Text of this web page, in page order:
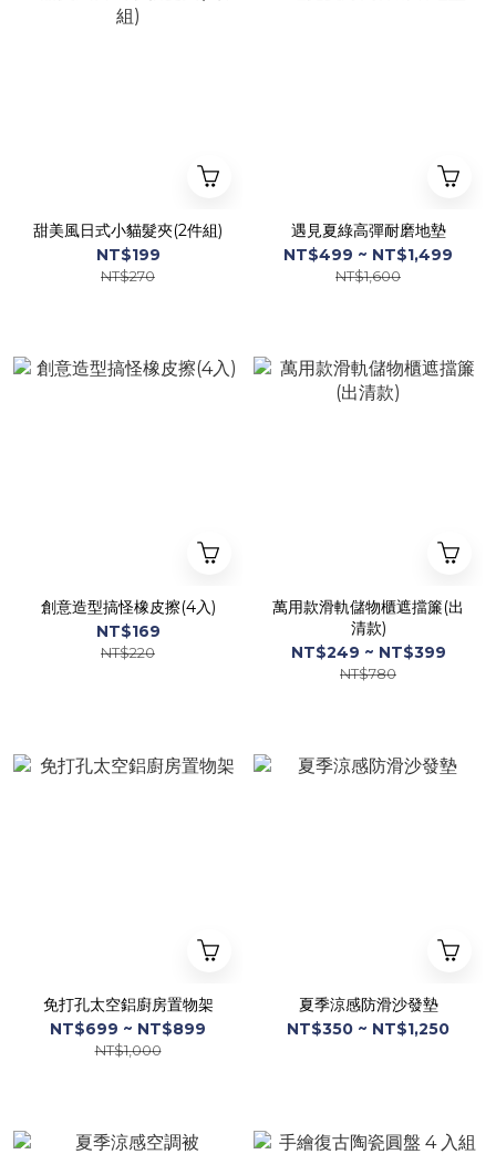
甜美風日式小貓髮夾(2件組)
NT$199
NT$270
遇見夏綠高彈耐磨地墊
NT$499 ~ NT$1,499
NT$1,600
創意造型搞怪橡皮擦(4入)
NT$169
NT$220
萬用款滑軌儲物櫃遮擋簾(出
清款)
NT$249 ~ NT$399
NT$780
免打孔太空鋁廚房置物架
NT$699 ~ NT$899
NT$1,000
夏季涼感防滑沙發墊
NT$350 ~ NT$1,250